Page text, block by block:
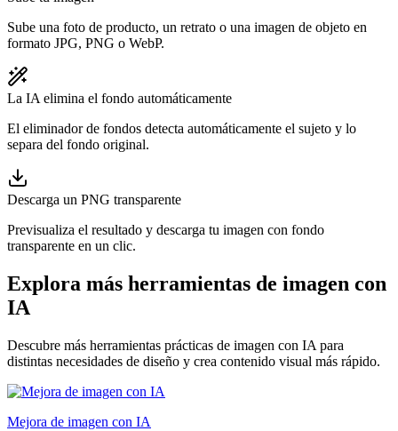
Sube una foto de producto, un retrato o una imagen de objeto en
formato JPG, PNG o WebP.
La IA elimina el fondo automáticamente
El eliminador de fondos detecta automáticamente el sujeto y lo
separa del fondo original.
Descarga un PNG transparente
Previsualiza el resultado y descarga tu imagen con fondo
transparente en un clic.
Explora más herramientas de imagen con
IA
Descubre más herramientas prácticas de imagen con IA para
distintas necesidades de diseño y crea contenido visual más rápido.
Mejora de imagen con IA